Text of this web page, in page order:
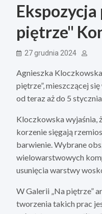
piętrze"
27 grudnia 2024
Agnieszka
piętrze”, mieszczącej
od teraz aż do 5
Kloczkowska wyjaśnia,
korzenie sięgają
barwienie. Wybrane
wielowarstwowych
usunięcia warstwy
W Galerii „Na piętrze”
tworzenia takich prac